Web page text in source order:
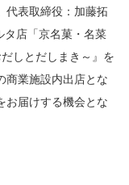
代表取締役：加藤拓
タ店「京名菓・名菜
しとだしまき～』を
商業施設内出店とな
お届けする機会とな